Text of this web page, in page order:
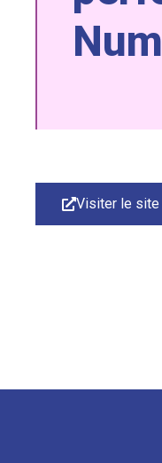
Visiter le site